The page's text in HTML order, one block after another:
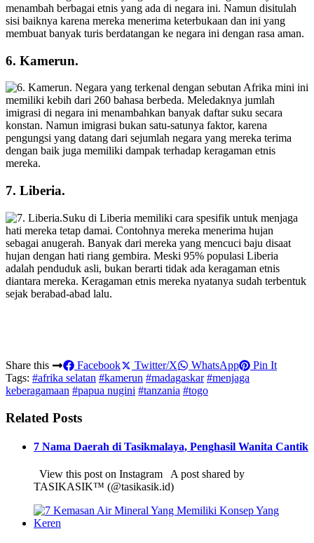
menambah berbagai etnis yang ada di negara ini. Namun disitulah
sisi baiknya karena mereka menerima keterbukaan dan ini yang
membuat banyak turis berdatangan ke negara ini dengan rasa aman.
6. Kamerun.
Negara yang terkenal dengan sebutan Afrika mini ini
memiliki kebih dari 260 bahasa berbeda. Meledaknya jumlah
imigrasi di negara ini menambahkan banyak daftar suku secara
konstan. Namun imigrasi bukan satu-satunya faktor, karena
pengungsi yang datang dari sejumlah negara yang mereka terima
dengan baik juga memiliki dampak terhadap keragaman etnis
mereka.
7. Liberia.
Suku di Liberia memiliki cara spesifik untuk menjaga
hati mereka tetap damai. Contohnya mereka menerima hujan
sebagai anugerah. Banyak dari mereka yang mencuci baju disaat
hujan dengan hati riang gembira. Meski 95% populasi Liberia
adalah penduduk asli, bukan berarti tidak ada keragaman etnis
diantara mereka. Keragaman etnis mereka nyatanya sudah terbentuk
sejak berabad-abad lalu.
Share this Facebook Twitter/X WhatsApp
Pin It
Tags: #afrika selatan #kamerun #madagaskar #menjaga
keberagamaan #papua nugini #tanzania #togo
Related Posts
7 Nama Daerah di Tasikmalaya, Penghasil Wanita Cantik
View this post on Instagram A post shared by
TASIKASIK™ (@tasikasik.id)